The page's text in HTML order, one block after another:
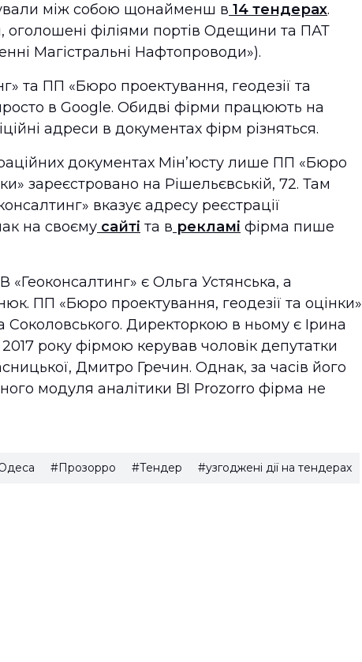
між собою щонайменш в 14 тендерах.
оголошені філіями портів Одещини та ПАТ
Магістральні Нафтопроводи»).
та ПП «Бюро проектування, геодезії та
в Google. Обидві фірми працюють на
адреси в документах фірм різняться.
документах Мін’юсту лише ПП «Бюро
зареєстровано на Рішельєвській, 72. Там
вказує адресу реєстрації
на своєму сайті та в рекламі фірма пише
є Ольга Устянська, а
ПП «Бюро проектування, геодезії та оцінки»
Директоркою в ньому є Ірина
року фірмою керував чоловік депутатки
Дмитро Гречин. Однак, за часів його
модуля аналітики BI Prozorro фірма не
#Прозорро #Тендер #узгоджені дії на тендерах